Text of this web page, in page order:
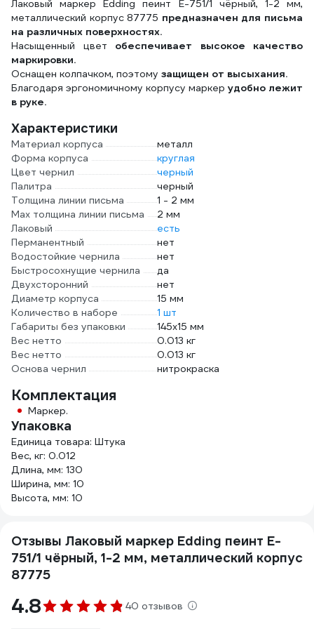
Лаковый маркер Edding пеинт E-751/1 чёрный, 1-2 мм,
металлический корпус 87775 предназначен для письма
на различных поверхностях.
Насыщенный цвет обеспечивает высокое качество
маркировки.
Оснащен колпачком, поэтому защищен от высыхания.
Благодаря эргономичному корпусу маркер удобно лежит
в руке.
Характеристики
Материал корпуса
металл
Форма корпуса
круглая
Цвет чернил
черный
Палитра
черный
Толщина линии письма
1 - 2 мм
Мах толщина линии письма
2 мм
Лаковый
есть
Перманентный
нет
Водостойкие чернила
нет
Быстросохнущие чернила
да
Двухсторонний
нет
Диаметр корпуса
15 мм
Количество в наборе
1 шт
Габариты без упаковки
145x15 мм
Вес нетто
0.013 кг
Вес нетто
0.013 кг
Основа чернил
нитрокраска
Комплектация
Маркер.
Упаковка
Единица товара: Штука
Вес, кг: 0.012
Длина, мм: 130
Ширина, мм: 10
Высота, мм: 10
Отзывы Лаковый маркер Edding пеинт E-
751/1 чёрный, 1-2 мм, металлический корпус
87775
4.8 40 отзывов